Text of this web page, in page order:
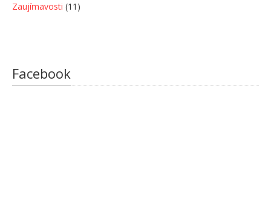
Zaujímavosti (11)
Facebook